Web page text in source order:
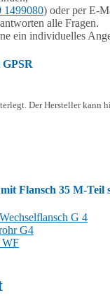
1499080) oder per E-
alle Fragen.
ein individuelles
Der Hersteller kann
Flansch 35 M-Teil
G 4
G4
WF